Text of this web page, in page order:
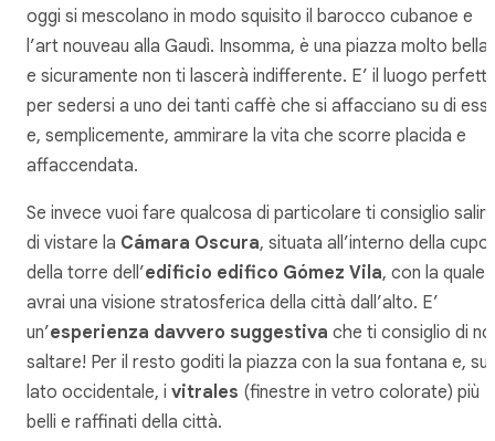
oggi si mescolano in modo squisito il barocco cubanoe e
l’art nouveau alla Gaudì. Insomma, è una piazza molto bella,
e sicuramente non ti lascerà indifferente. E’ il luogo
per sedersi a uno dei tanti caffè che si affacciano su di
e, semplicemente, ammirare la vita che scorre placida e
affaccendata.
Se invece vuoi fare qualcosa di particolare ti consiglio salire
di vistare la Cámara Oscura, situata all’interno della
della torre dell’edificio edifico Gómez Vila, con la quale
avrai una visione stratosferica della città dall’alto. E’
un’esperienza davvero suggestiva che ti consiglio di
saltare! Per il resto goditi la piazza con la sua fontana e, sul
lato occidentale, i vitrales (finestre in vetro colorate) più
belli e raffinati della città.